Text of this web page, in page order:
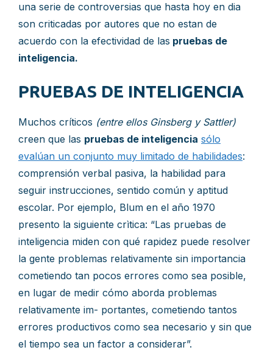
una serie de controversias que hasta hoy en dia
son criticadas por autores que no estan de
acuerdo con la efectividad de las pruebas de
inteligencia.
PRUEBAS DE INTELIGENCIA
Muchos críticos (entre ellos Ginsberg y Sattler)
creen que las pruebas de inteligencia sólo
evalúan un conjunto muy limitado de habilidades:
comprensión verbal pasiva, la habilidad para
seguir instrucciones, sentido común y aptitud
escolar. Por ejemplo, Blum en el año 1970
presento la siguiente crìtica: “Las pruebas de
inteligencia miden con qué rapidez puede resolver
la gente problemas relativamente sin importancia
cometiendo tan pocos errores como sea posible,
en lugar de medir cómo aborda problemas
relativamente im- portantes, cometiendo tantos
errores productivos como sea necesario y sin que
el tiempo sea un factor a considerar”.